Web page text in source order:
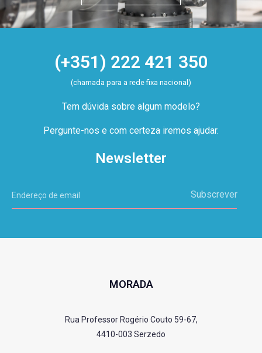
(+351) 222 421 350
(chamada para a rede fixa nacional)
Tem dúvida sobre algum modelo?
Pergunte-nos e com certeza iremos ajudar.
Newsletter
Subscrever
MORADA
Rua Professor Rogério Couto 59-67,
4410-003 Serzedo